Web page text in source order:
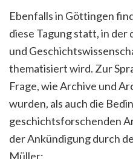
Ebenfalls in Göttingen
diese Tagung statt, in der
und
thematisiert wird. Zur
Frage, wie Archive und
wurden, als auch die
geschichtsforschenden
der Ankündigung durch
Müller: